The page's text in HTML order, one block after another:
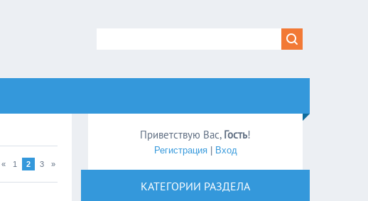
« 1 2 3 »
Приветствую Вас, Гость!
Регистрация| Вход
КАТЕГОРИИ РАЗДЕЛА